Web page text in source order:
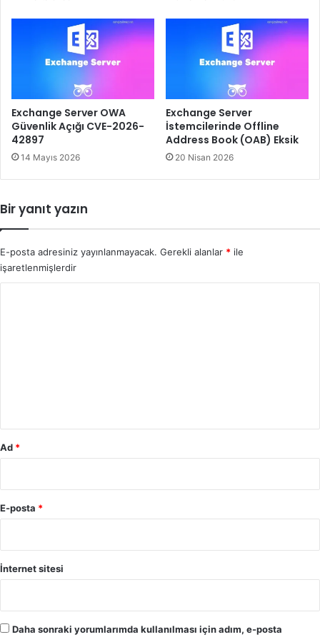
Exchange Server OWA
Güvenlik Açığı CVE-2026-
42897
14 Mayıs 2026
Exchange Server
İstemcilerinde Offline
Address Book (OAB) Eksik
20 Nisan 2026
Bir yanıt yazın
E-posta adresiniz yayınlanmayacak. Gerekli alanlar * ile
işaretlenmişlerdir
Ad *
E-posta *
İnternet sitesi
Daha sonraki yorumlarımda kullanılması için adım, e-posta